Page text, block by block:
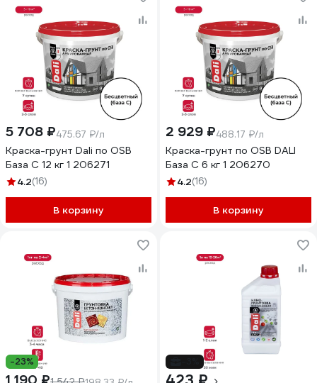
5 708 ₽475.67 ₽/л
Краска-грунт Dali по OSB
База С 12 кг 1 206271
4.2(16)
В корзину
2 929 ₽488.17 ₽/л
Краска-грунт по OSB DALI
База С 6 кг 1 206270
4.2(16)
В корзину
-23%